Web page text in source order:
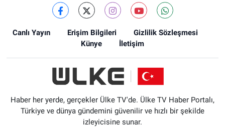
Canlı Yayın Erişim Bilgileri
Gizlilik Sözleşmesi
Künye
İletişim
Haber her yerde, gerçekler Ülke TV'de. Ülke TV Haber Portalı,
Türkiye ve dünya gündemini güvenilir ve hızlı bir şekilde
izleyicisine sunar.